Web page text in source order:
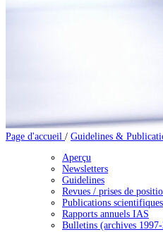
Page d'accueil / Guidelines &
Aperçu
Newsletters
Guidelines
Revues / prises de
Publications scientifiques
Rapports annuels IAS
Bulletins (archives